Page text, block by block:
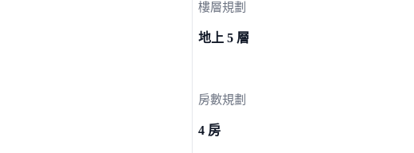
樓層規劃
地上 5 層
房數規劃
4 房